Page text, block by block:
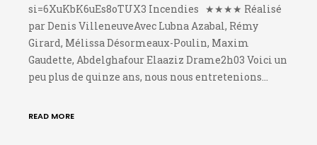
si=6XuKbK6uEs8oTUX3 Incendies ★★★★ Réalisé
par Denis VilleneuveAvec Lubna Azabal, Rémy
Girard, Mélissa Désormeaux-Poulin, Maxim
Gaudette, Abdelghafour Elaaziz Drame2h03 Voici un
peu plus de quinze ans, nous nous entretenions…
READ MORE